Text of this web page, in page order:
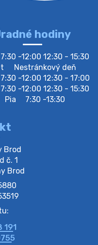
stredu 05. augusta
a lakosokat,
a gyűjtőudvar zárva
plastu-
stredu 05. augusta
plastu. Prosíme
vyložili pred dom už
prerušení dodávky
hodiny
7:30 -12:00 12:30 - 15:30
Nestránkový deň
7:30 -12:00 12:30 - 17:00
7:30 -12:00 12:30 - 15:30
Pia
7:30 -13:30
Brod
č. 1
Brod
191